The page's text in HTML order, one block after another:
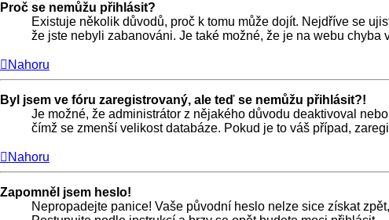
Proč se nemůžu přihlásit?
Existuje několik důvodů, proč k tomu může dojít. Nejdříve se
že jste nebyli zabanováni. Je také možné, že je na webu chyba
Nahoru
Byl jsem ve fóru zaregistrovaný, ale teď se nemůžu přihlásit?!
Je možné, že administrátor z nějakého důvodu deaktivoval
čímž se zmenší velikost databáze. Pokud je to váš případ,
Nahoru
Zapomněl jsem heslo!
Nepropadejte panice! Vaše původní heslo nelze sice získat